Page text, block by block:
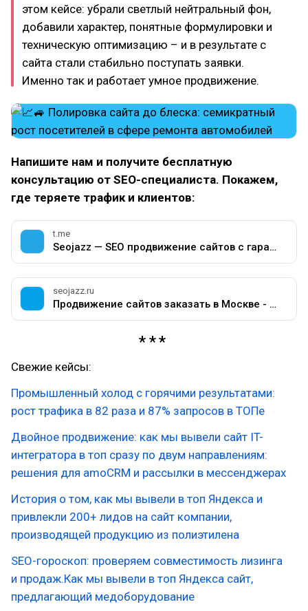
этом кейсе: убрали светлый нейтральный фон,
добавили характер, понятные формулировки и
техническую оптимизацию – и в результате с
сайта стали стабильно поступать заявки.
Именно так и работает умное продвижение.
Напишите нам и получите бесплатную
консультацию от SEO-специалиста. Покажем,
где теряете трафик и клиентов:
t.me
Seojazz — SEO продвижение сайтов с гарантией результата
seojazz.ru
Продвижение сайтов заказать в Москве - Цена СЕО раскрутки сайта в ТОП 10 Яндекс
Свежие кейсы:
Промышленный холод с горячими результатами:
рост трафика в 82 раза и 87% запросов в ТОПе
Двойное продвижение: как мы вывели сайт IT-
интегратора в топ сразу по двум направлениям:
решения для amoCRM и рассылки в мессенджерах
История о том, как мы вывели в топ Яндекса и
привлекли 200+ лидов на сайт компании,
производящей продукцию из полиэтилена
SEO-гороскоп: проверяем совместимость лизинга
и продаж.Как мы вывели в топ Яндекса сайт,
предлагающий медоборудование